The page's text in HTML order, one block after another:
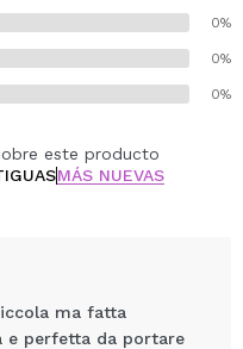
0%
0%
0%
este producto
MÁS NUEVAS
ma fatta
e perfetta da portare